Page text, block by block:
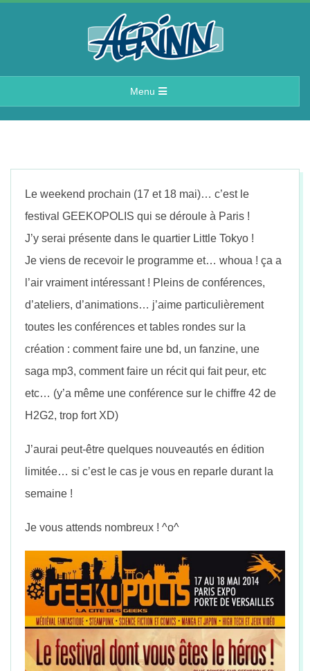
A
e
r
n
n
Navigation
Menu
Le weekend prochain (17 et 18 mai)… c’est le
festival GEEKOPOLIS qui se déroule à Paris !
J’y serai présente dans le quartier Little Tokyo !
Je viens de recevoir le programme et… whoua ! ça a
l’air vraiment intéressant ! Pleins de conférences,
d’ateliers, d’animations… j’aime particulièrement
toutes les conférences et tables rondes sur la
création : comment faire une bd, un fanzine, une
saga mp3, comment faire un récit qui fait peur, etc
etc… (y’a même une conférence sur le chiffre 42 de
H2G2, trop fort XD)
J’aurai peut-être quelques nouveautés en édition
limitée… si c’est le cas je vous en reparle durant la
semaine !
Je vous attends nombreux ! ^o^